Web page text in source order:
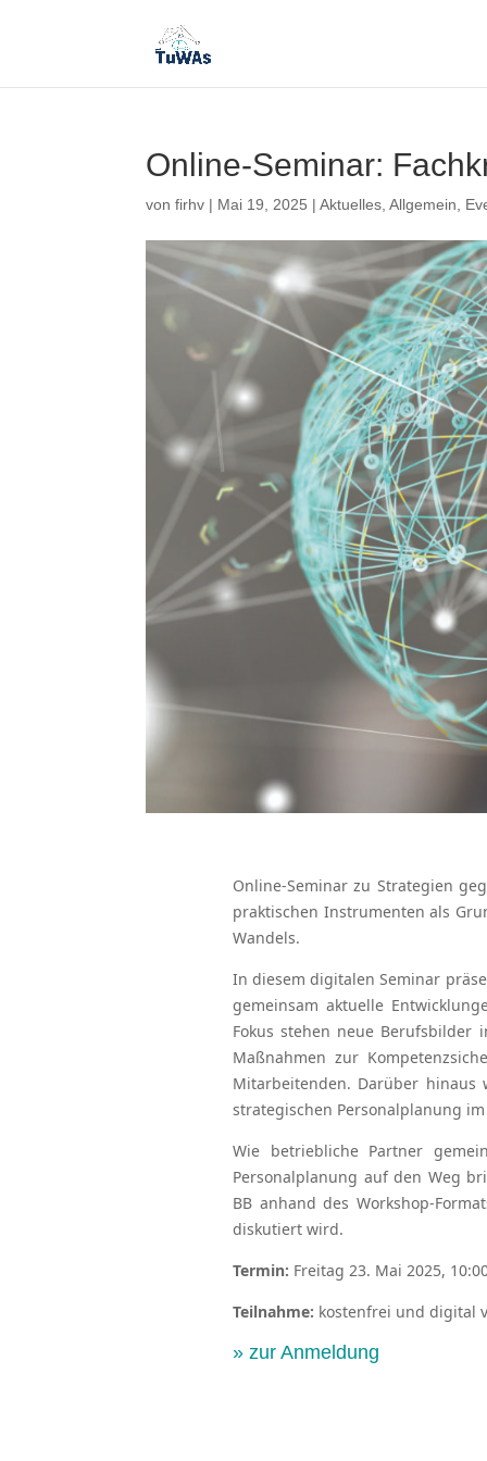
Online-Seminar:
vonfirhv | Mai 19, 2025 |Aktuelles ,Allgemein
Online-Seminar zu Strategien
praktischen Instrumenten als
Wandels.
In diesem digitalen Seminar
gemeinsam aktuelle
Fokus stehen neue Berufsbilder
Maßnahmen zur
Mitarbeitenden. Darüber
strategischen Personalplanung
Wie betriebliche Partner
Personalplanung auf den Weg
BB anhand des Workshop-
diskutiert wird.
Termin: Freitag 23. Mai 2025,
Teilnahme: kostenfrei und digital
»zur Anmeldung